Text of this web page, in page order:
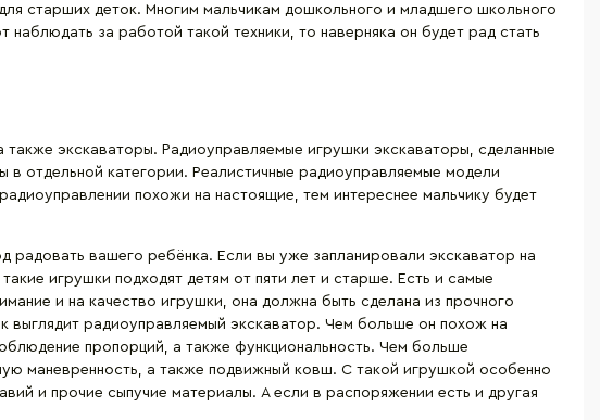
старших деток. Многим мальчикам дошкольного и младшего школьного
за работой такой техники, то наверняка он будет рад стать
экскаваторы. Радиоуправляемые игрушки экскаваторы, сделанные
отдельной категории. Реалистичные радиоуправляемые модели
похожи на настоящие, тем интереснее мальчику будет
радовать вашего ребёнка. Если вы уже запланировали экскаватор на
игрушки подходят детям от пяти лет и старше. Есть и самые
и на качество игрушки, она должна быть сделана из прочного
выглядит радиоуправляемый экскаватор. Чем больше он похож на
пропорций, а также функциональность. Чем больше
маневренность, а также подвижный ковш. С такой игрушкой особенно
и прочие сыпучие материалы. А если в распоряжении есть и другая